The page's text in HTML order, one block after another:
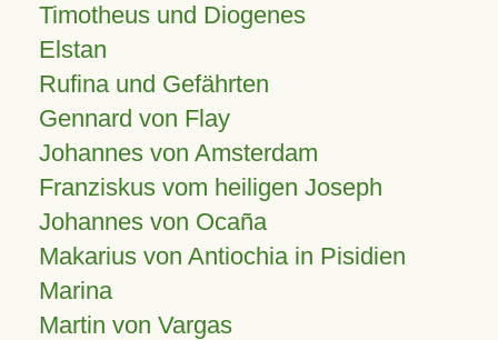
Timotheus und Diogenes
Elstan
Rufina und Gefährten
Gennard von Flay
Johannes von Amsterdam
Franziskus vom heiligen Joseph
Johannes von Ocaña
Makarius von Antiochia in Pisidien
Marina
Martin von Vargas